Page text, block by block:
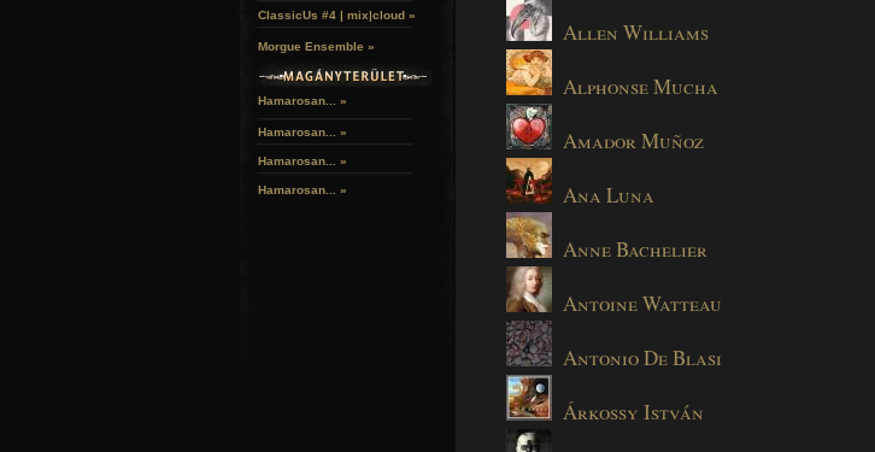
Allen Williams
Alphonse Mucha
Amador Muñoz
Ana Luna
Anne Bachelier
Antoine Watteau
Antonio De Blasi
Árkossy István
ClassicUs #4 | mix|cloud »
Morgue Ensemble »
Hamarosan... »
Hamarosan... »
Hamarosan... »
Hamarosan... »